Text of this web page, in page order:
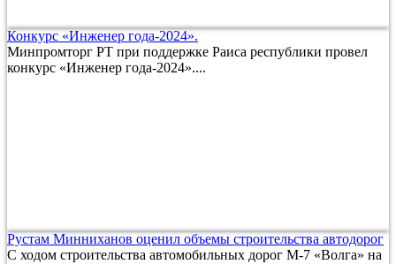
Конкурс «Инженер года-2024».
Минпромторг РТ при поддержке Раиса республики провел
конкурс «Инженер года-2024»....
Рустам Минниханов оценил объемы строительства автодорог
С ходом строительства автомобильных дорог М-7 «Волга» на